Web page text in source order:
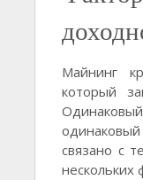
Майнинг
который
связано с
нескольких